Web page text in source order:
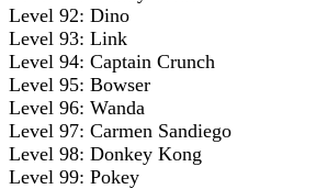
Level 92: Dino
Level 93: Link
Level 94: Captain Crunch
Level 95: Bowser
Level 96: Wanda
Level 97: Carmen Sandiego
Level 98: Donkey Kong
Level 99: Pokey